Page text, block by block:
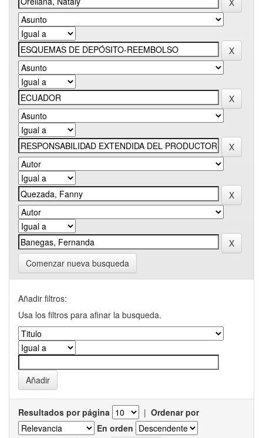
Comenzar nueva busqueda
Añadir filtros:
Usa los filtros para afinar la busqueda.
Resultados por página | Ordenar por
En orden